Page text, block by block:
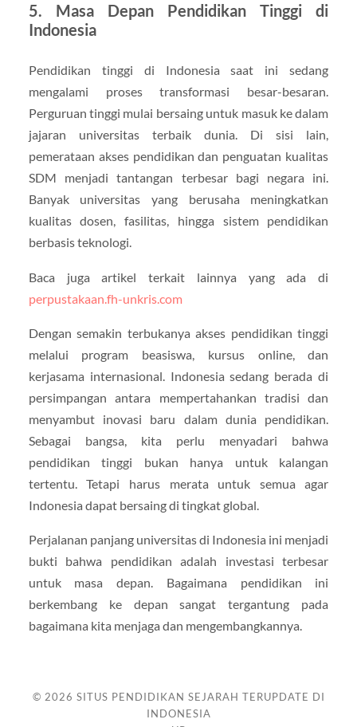
5. Masa Depan Pendidikan Tinggi di
Indonesia
Pendidikan tinggi di Indonesia saat ini sedang
mengalami proses transformasi besar-besaran.
Perguruan tinggi mulai bersaing untuk masuk ke dalam
jajaran universitas terbaik dunia. Di sisi lain,
pemerataan akses pendidikan dan penguatan kualitas
SDM menjadi tantangan terbesar bagi negara ini.
Banyak universitas yang berusaha meningkatkan
kualitas dosen, fasilitas, hingga sistem pendidikan
berbasis teknologi.
Baca juga artikel terkait lainnya yang ada di
perpustakaan.fh-unkris.com
Dengan semakin terbukanya akses pendidikan tinggi
melalui program beasiswa, kursus online, dan
kerjasama internasional. Indonesia sedang berada di
persimpangan antara mempertahankan tradisi dan
menyambut inovasi baru dalam dunia pendidikan.
Sebagai bangsa, kita perlu menyadari bahwa
pendidikan tinggi bukan hanya untuk kalangan
tertentu. Tetapi harus merata untuk semua agar
Indonesia dapat bersaing di tingkat global.
Perjalanan panjang universitas di Indonesia ini menjadi
bukti bahwa pendidikan adalah investasi terbesar
untuk masa depan. Bagaimana pendidikan ini
berkembang ke depan sangat tergantung pada
bagaimana kita menjaga dan mengembangkannya.
© 2026 SITUS PENDIDIKAN SEJARAH TERUPDATE DI
INDONESIA